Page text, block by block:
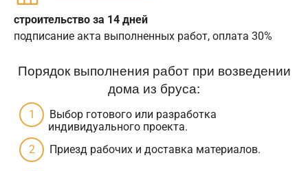
строительство за 14 дней
подписание акта выполненных работ, оплата 30%
Порядок выполнения работ при возведении
дома из бруса:
Выбор готового или разработка
индивидуального проекта.
Приезд рабочих и доставка материалов.